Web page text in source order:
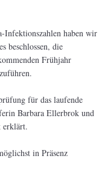
Infektionszahlen haben wir
beschlossen, die
Frühjahr
für das laufende
Barbara Ellerbrok und
erklärt.
in Präsenz